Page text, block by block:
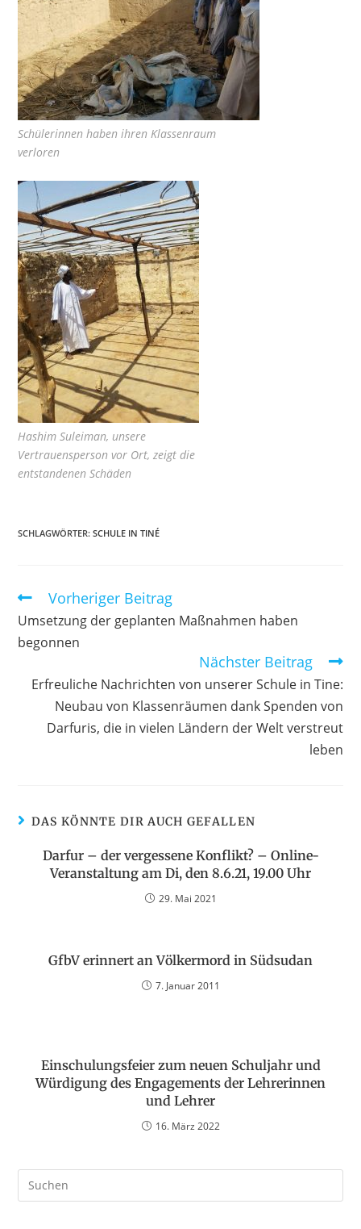
Schülerinnen haben ihren Klassenraum
verloren
Hashim Suleiman, unsere
Vertrauensperson vor Ort, zeigt die
entstandenen Schäden
SCHLAGWÖRTER:SCHULE IN TINÉ
Vorheriger Beitrag
Umsetzung der geplanten Maßnahmen haben
begonnen
Nächster Beitrag
Erfreuliche Nachrichten von unserer Schule in Tine:
Neubau von Klassenräumen dank Spenden von
Darfuris, die in vielen Ländern der Welt verstreut
leben
DAS KÖNNTE DIR AUCH GEFALLEN
Darfur – der vergessene Konflikt? – Online-
Veranstaltung am Di, den 8.6.21, 19.00 Uhr
29. Mai 2021
GfbV erinnert an Völkermord in Südsudan
7. Januar 2011
Einschulungsfeier zum neuen Schuljahr und
Würdigung des Engagements der Lehrerinnen
und Lehrer
16. März 2022